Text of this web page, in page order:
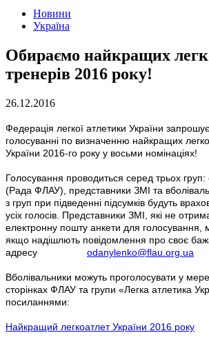
Новини
Україна
Обираємо найкращих
тренерів 2016 року!
26.12.2016
Федерація легкої атлетики України
голосуванні по визначенню найкращих
України 2016-го року у восьми номінаціях!
Голосування проводиться серед трьох груп:
(Рада ФЛАУ), представники ЗМІ та
з груп при підведенні підсумків будуть
усіх голосів. Представники ЗМІ, які не
електронну пошту анкети для голосування,
якщо надішлють повідомлення про своє
адресу odanylenko@flau.org.ua
Вболівальники можуть проголосувати у
сторінках ФЛАУ та групи «Легка атлетика
посиланнями:
Найкращий легкоатлет України 2016 року